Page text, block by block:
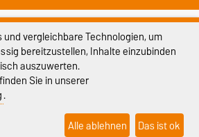
Impressum
Datenschutz
Barrierefreiheit
Einstellungen
vergleichbare Technologien, um
bereitzustellen, Inhalte einzubinden
auszuwerten.
Sie in unserer
.
Alle ablehnen Das ist ok